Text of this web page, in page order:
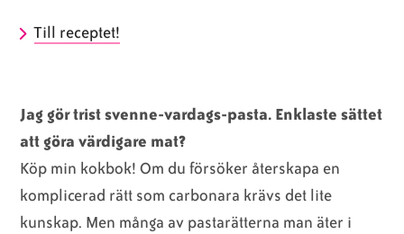
Till receptet!
Jag gör trist svenne-vardags-pasta. Enklaste sättet
att göra värdigare mat?
Köp min kokbok! Om du försöker återskapa en
komplicerad rätt som carbonara krävs det lite
kunskap. Men många av pastarätterna man äter i